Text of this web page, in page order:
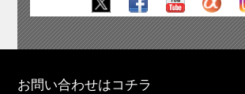
お問い合わせはコチラ